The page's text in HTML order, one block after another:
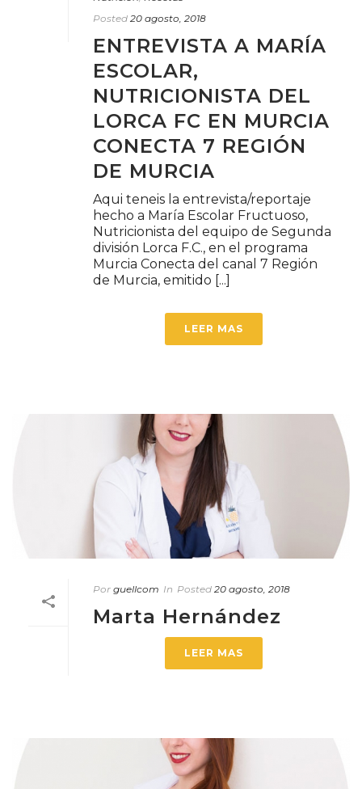
Posted 20 agosto, 2018
ENTREVISTA A MARÍA
ESCOLAR,
NUTRICIONISTA DEL
LORCA FC EN MURCIA
CONECTA 7 REGIÓN
DE MURCIA
Aqui teneis la entrevista/reportaje
hecho a María Escolar Fructuoso,
Nutricionista del equipo de Segunda
división Lorca F.C., en el programa
Murcia Conecta del canal 7 Región
de Murcia, emitido [...]
LEER MAS
Por guellcom In Posted 20 agosto, 2018
Marta Hernández
LEER MAS